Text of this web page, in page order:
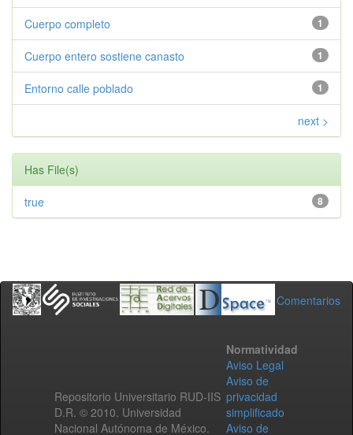
1
Cuerpo completo
1
Cuerpo entero sostiene canasto
1
Entorno calle poblado
next >
Has File(s)
8
true
Comentarios
Repositorio Universitario RUD-IIS
D.R. © 2010. Universidad
Nacional Autónoma de México.
Normatividad
Aviso Legal
Aviso de
privacidad
simplificado
Aviso de